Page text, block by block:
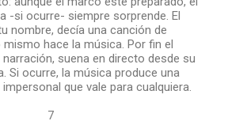
-si ocurre- siempre sorprende. El
nombre, decía una canción de
mismo hace la música. Por fin el
suena en directo desde su
Si ocurre, la música produce una
que vale para cualquiera.
7